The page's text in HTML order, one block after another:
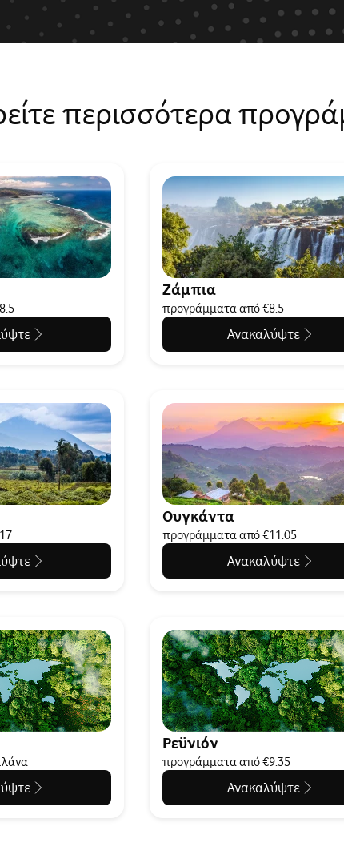
περισσότερα
Ζάμπια
προγράμματα από €8.5
Ανακαλύψτε
Ουγκάντα
προγράμματα από €11.05
Ανακαλύψτε
Ρεϋνιόν
προγράμματα από €9.35
Ανακαλύψτε